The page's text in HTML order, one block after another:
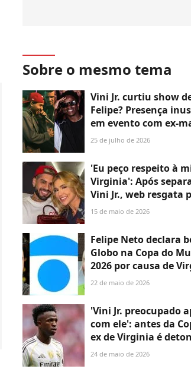
Sobre o mesmo tema
Vini Jr. curtiu show
Felipe? Presença
em evento com ex-
Virgínia Fonseca
25 de julho de 2026
'Eu peço respeito à
Virginia': Após
Vini Jr., web resgata
inusitada de Márcia
Felipe. Veja!
15 de maio de 2026
Felipe Neto declara
Globo na Copa do
2026 por causa de
ataca ex de Vini Jr:
22 de maio de 2026
'Vini Jr. preocupado
com ele': antes da
ex de Virginia é
imprensa da Espanha.
24 de maio de 2026